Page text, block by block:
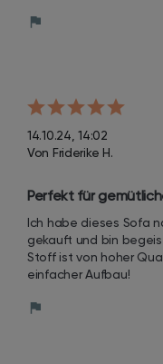
14.10.24, 14:02
Von Friderike H.
Perfekt für
Ich habe dieses Sofa
gekauft und bin
Stoff ist von hoher
einfacher Aufbau!